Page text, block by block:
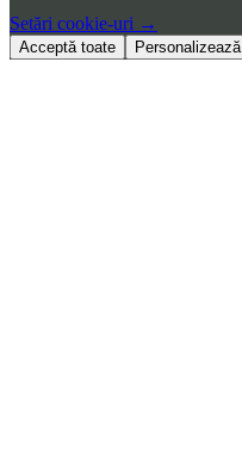
Setări cookie-uri →
Acceptă toate Personalizează